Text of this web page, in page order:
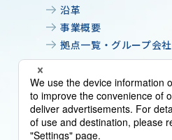
沿革
事業概要
拠点一覧・グループ会社